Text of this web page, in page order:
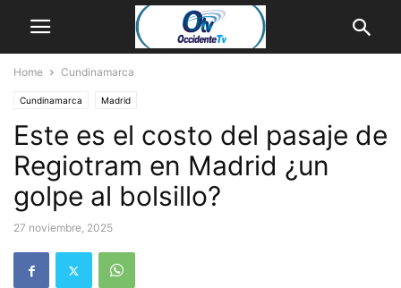
Home Cundinamarca
Cundinamarca Madrid
Este es el costo del pasaje de
Regiotram en Madrid ¿un
golpe al bolsillo?
27 noviembre, 2025